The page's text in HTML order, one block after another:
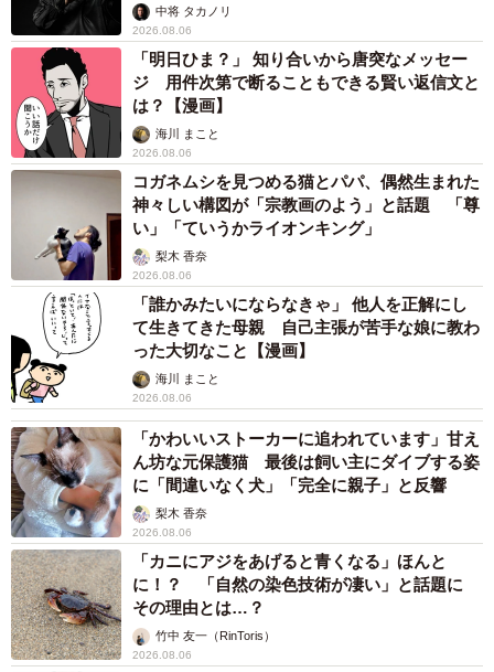
未熟」中将 タカノリ
2026.08.06
「明日ひま？」 知り合いから唐突なメッセー
ジ 用件次第で断ることもできる賢い返信文と
は？【漫画】
海川 まこと
2026.08.06
コガネムシを見つめる猫とパパ、偶然生まれた
神々しい構図が「宗教画のよう」と話題 「尊
い」「ていうかライオンキング」
梨木 香奈
2026.08.06
「誰かみたいにならなきゃ」 他人を正解にし
て生きてきた母親 自己主張が苦手な娘に教わ
った大切なこと【漫画】
海川 まこと
2026.08.06
「かわいいストーカーに追われています」甘え
ん坊な元保護猫 最後は飼い主にダイブする姿
に「間違いなく犬」「完全に親子」と反響
梨木 香奈
2026.08.06
「カニにアジをあげると青くなる」ほんと
に！？ 「自然の染色技術が凄い」と話題に
その理由とは…？
竹中 友一（RinToris）
2026.08.06